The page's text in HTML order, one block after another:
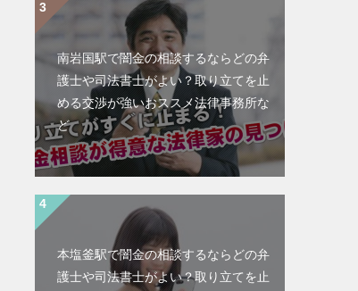
南岩国駅で闇金の相談するならどの弁
護士や司法書士がよい？取り立てを止
める交渉が強いおススメ法律事務所な
ど
本塩釜駅で闇金の相談するならどの弁
護士や司法書士がよい？取り立てを止